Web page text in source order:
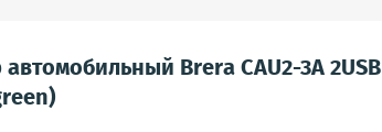
Brera CAU2-3A 2USB